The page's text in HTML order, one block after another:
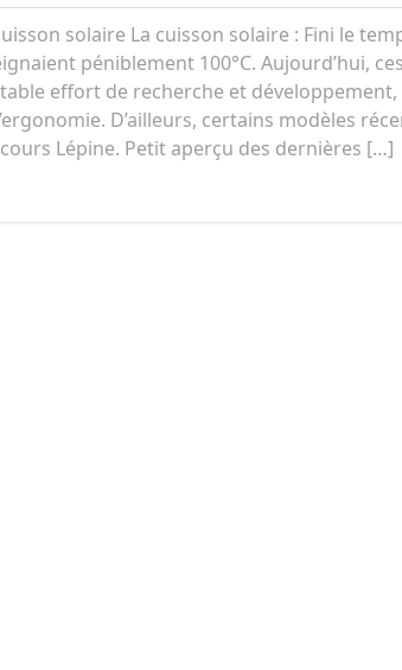
mai
2020
commentaire
solaire La cuisson solaire : Fini le
péniblement 100°C. Aujourd’hui,
effort de recherche et
D’ailleurs, certains modèles
Lépine. Petit aperçu des dernières […]